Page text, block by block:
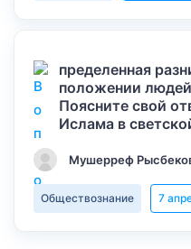
пределенная
положении
Поясните свой
Ислама в
Мушерреф
Обществознание 7